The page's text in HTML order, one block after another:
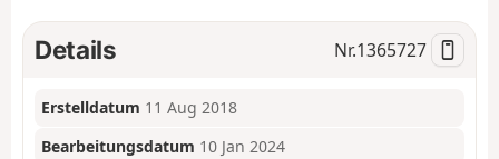
Details Nr.1365727
Erstelldatum 11 Aug 2018
Bearbeitungsdatum 10 Jan 2024